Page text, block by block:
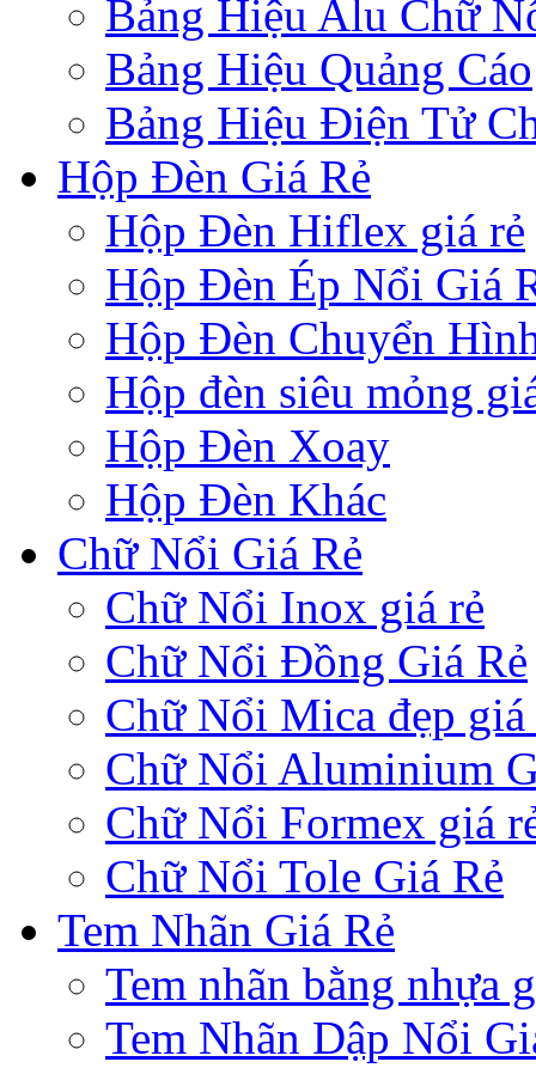
Bảng Hiệu Alu Chữ
Bảng Hiệu Quảng Cáo
Bảng Hiệu Điện Tử
Hộp Đèn Giá Rẻ
Hộp Đèn Hiflex giá rẻ
Hộp Đèn Ép Nổi Giá
Hộp Đèn Chuyển
Hộp đèn siêu mỏng
Hộp Đèn Xoay
Hộp Đèn Khác
Chữ Nổi Giá Rẻ
Chữ Nổi Inox giá rẻ
Chữ Nổi Đồng Giá Rẻ
Chữ Nổi Mica đẹp giá
Chữ Nổi Aluminium
Chữ Nổi Formex giá
Chữ Nổi Tole Giá Rẻ
Tem Nhãn Giá Rẻ
Tem nhãn bằng nhựa
Tem Nhãn Dập Nổi